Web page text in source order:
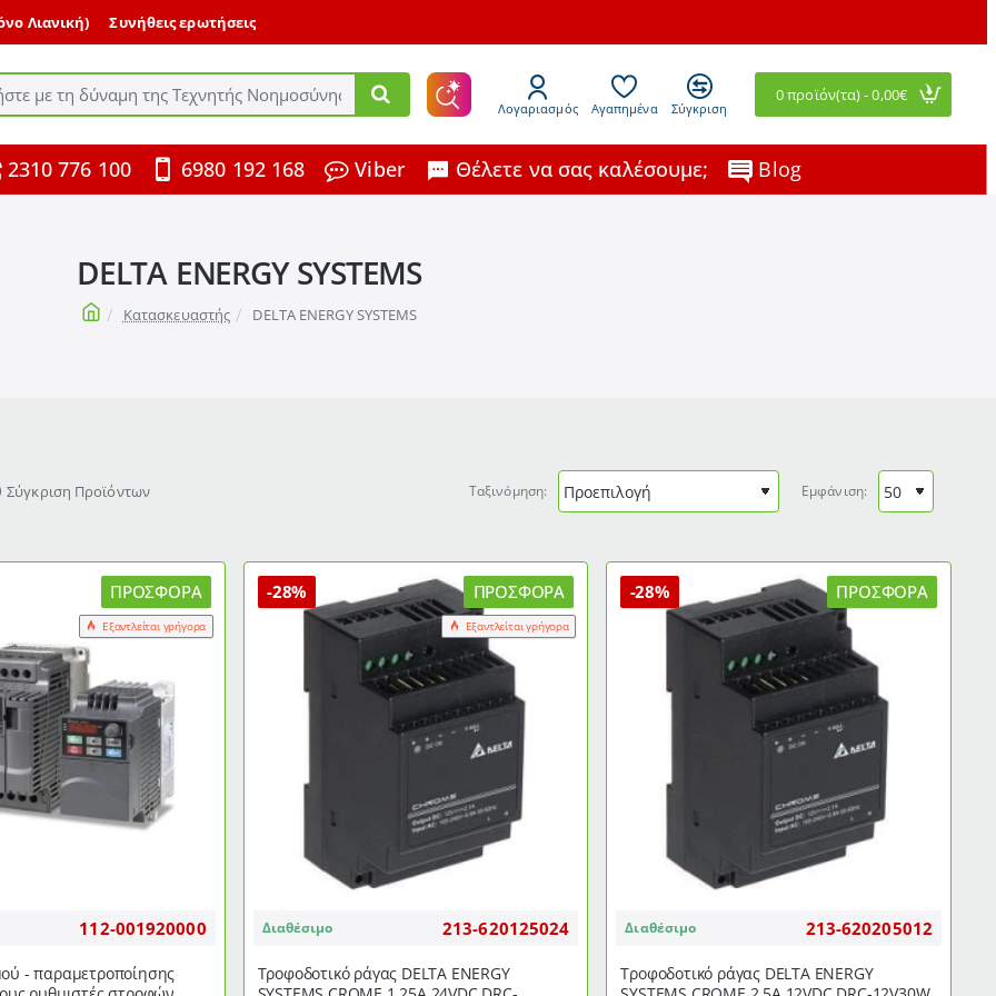
Λιανική) Συνήθεις ερωτήσεις
Λογαριασμός Αγαπημένα Σύγκριση
0 προϊόν(τα) - 0,00€
2310 776 100 6980 192 168 Viber Θέλετε να σας καλέσουμε; Blog
DELTA ENERGY SYSTEMS
homeΚατασκευαστής DELTA ENERGY SYSTEMS
Σύγκριση Προϊόντων Ταξινόμηση: Εμφάνιση:
ΠΡΟΣΦΟΡΆ
Εξαντλείται γρήγορα
112-001920000
- παραμετροποίησης
ΠΡΟΣΦΟΡΆ
Εξαντλείται γρήγορα
-28%
Διαθέσιμο 213-620125024
Τροφοδοτικό ράγας DELTA ENERGY
ΠΡΟΣΦΟΡΆ
-28%
Διαθέσιμο 213-620205012
Τροφοδοτικό ράγας DELTA ENERGY